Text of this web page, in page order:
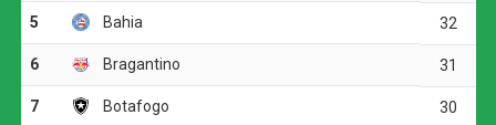
No segundo tempo, a missão do Vitória ficou ainda mais
difícil. Aos 21 minutos, Martínez fez falta em Léo Derick,
recebeu o segundo cartão amarelo e foi expulso.